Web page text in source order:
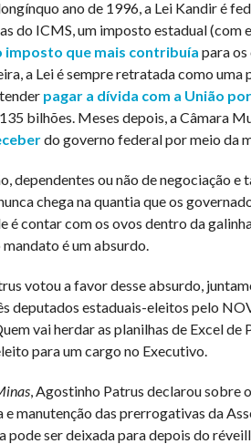
ano de 1996, a Lei Kandir é
do ICMS, um imposto estadual
imposto que mais contribuía para
a Lei é sempre retratada como
pagar a dívida com a União
bilhões. Meses depois, a Câmara
do governo federal por meio da
dependentes ou não de negociação
chega na quantia que os
é contar com os ovos dentro da
é um absurdo.
votou a favor desse absurdo,
deputados estaduais-eleitos pelo
vai herdar as planilhas de Excel de
para um cargo no Executivo.
, Agostinho Patrus declarou sobre
e manutenção das prerrogativas da
pode ser deixada para depois do